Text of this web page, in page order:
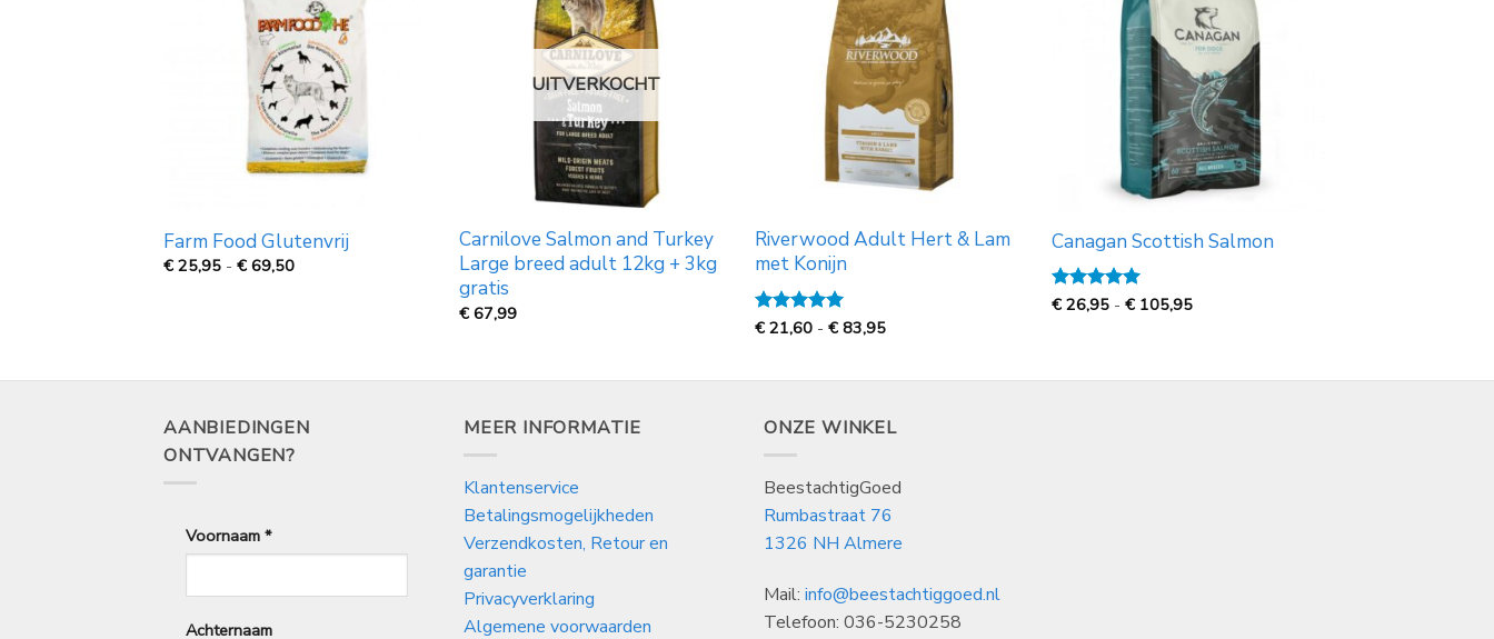
Farm Food Glutenvrij
€ 25,95 - € 69,50Prijsklasse:
UITVERKOCHT
Carnilove Salmon and Turkey
Large breed adult 12kg + 3kg
gratis
€67,99
Riverwood Adult Hert & Lam
met Konijn
Gewaardeerd
€21,60 - €83,95Prijsklasse:
Canagan Scottish Salmon
Gewaardeerd
€ 26,95 - € 105,95Prijsklasse:
105,95
AANBIEDINGEN
ONTVANGEN?
Voornaam *
Achternaam
MEER INFORMATIE
Klantenservice
Betalingsmogelijkheden
Verzendkosten, Retour en
garantie
Privacyverklaring
Algemene voorwaarden
ONZE WINKEL
BeestachtigGoed
Rumbastraat 76
1326 NH Almere
Mail: info@beestachtiggoed.nl
Telefoon: 036-5230258